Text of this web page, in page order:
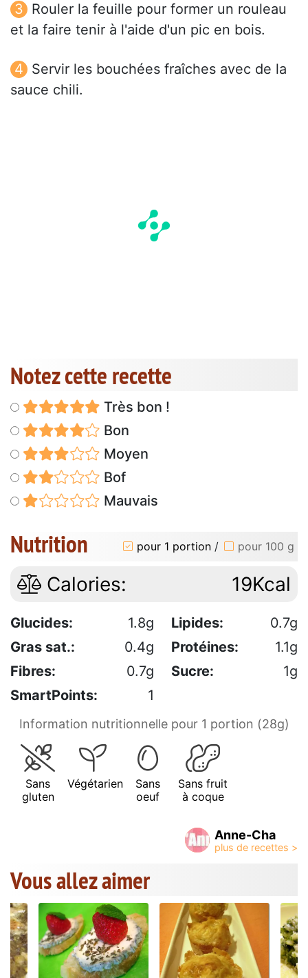
Rouler la feuille pour former un rouleau
et la faire tenir à l'aide d'un pic en bois.
Servir les bouchées fraîches avec de la
sauce chili.
Notez cette recette
Très bon !
Bon
Moyen
Bof
Mauvais
Nutrition pour 1 portion / pour 100 g
Calories: 19Kcal
Glucides: 1.8g Lipides:
0.7g
Gras sat.:
0.4g Protéines:
1.1g
Fibres:
0.7g Sucre:
1g
SmartPoints:
1
Information nutritionnelle pour 1 portion (28g)
Sans
gluten
Végétarien
Sans
oeuf
Sans fruit
à coque
Anne-Cha
Vous allez aimer